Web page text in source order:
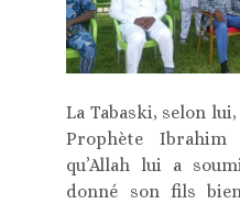
La Tabaski, selon
Prophète Ibrahim
qu’Allah lui a
donné son fils